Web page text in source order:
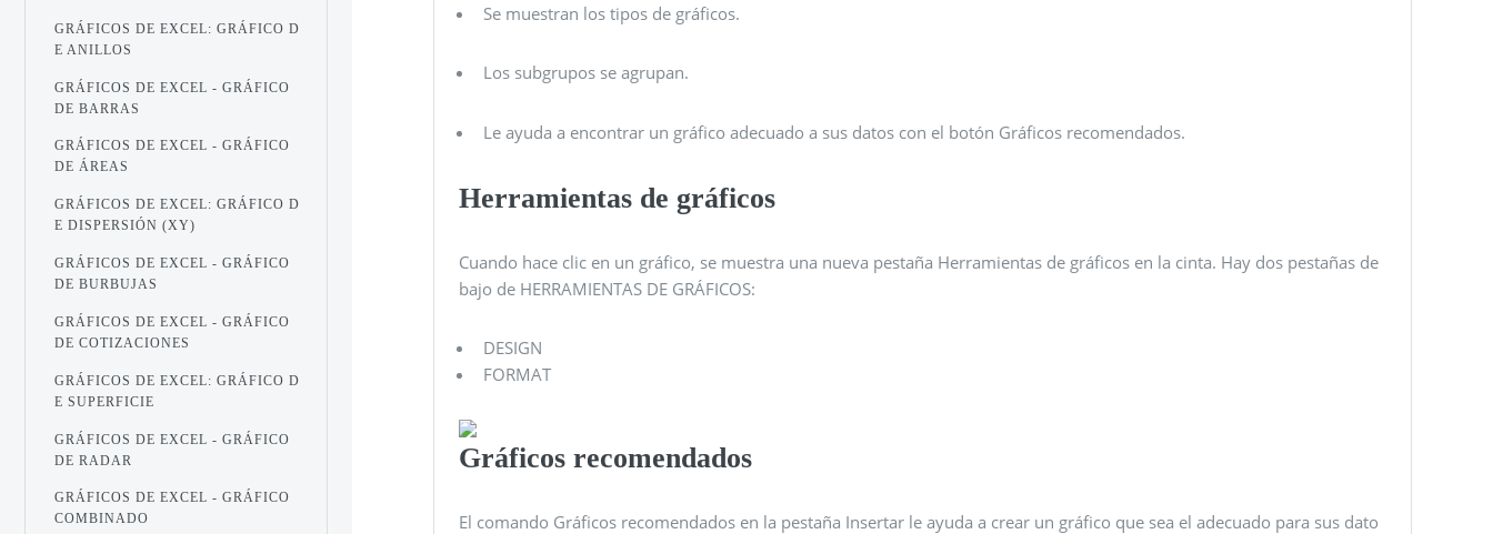
Se muestran los tipos de gráficos.
Los subgrupos se agrupan.
Le ayuda a encontrar un gráfico adecuado a sus datos con el botón Gráficos recomendados.
Herramientas de gráficos
Cuando hace clic en un gráfico, se muestra una nueva pestaña Herramientas de gráficos en la cinta. Hay dos pestañas de
bajo de HERRAMIENTAS DE GRÁFICOS:
DESIGN
FORMAT
Gráficos recomendados
El comando Gráficos recomendados en la pestaña Insertar le ayuda a crear un gráfico que sea el adecuado para sus dato
GRÁFICOS DE EXCEL: GRÁFICO D
E ANILLOS
GRÁFICOS DE EXCEL - GRÁFICO
DE BARRAS
GRÁFICOS DE EXCEL - GRÁFICO
DE ÁREAS
GRÁFICOS DE EXCEL: GRÁFICO D
E DISPERSIÓN (XY)
GRÁFICOS DE EXCEL - GRÁFICO
DE BURBUJAS
GRÁFICOS DE EXCEL - GRÁFICO
DE COTIZACIONES
GRÁFICOS DE EXCEL: GRÁFICO D
E SUPERFICIE
GRÁFICOS DE EXCEL - GRÁFICO
DE RADAR
GRÁFICOS DE EXCEL - GRÁFICO
COMBINADO